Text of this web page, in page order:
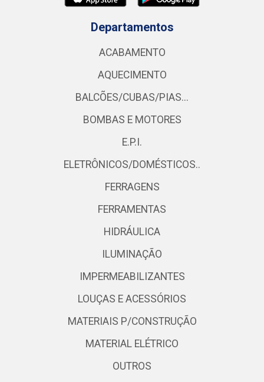
Departamentos
ACABAMENTO
AQUECIMENTO
BALCÕES/CUBAS/PIAS...
BOMBAS E MOTORES
E.P.I.
ELETRÔNICOS/DOMÉSTICOS..
FERRAGENS
FERRAMENTAS
HIDRÁULICA
ILUMINAÇÃO
IMPERMEABILIZANTES
LOUÇAS E ACESSÓRIOS
MATERIAIS P/CONSTRUÇÃO
MATERIAL ELÉTRICO
OUTROS